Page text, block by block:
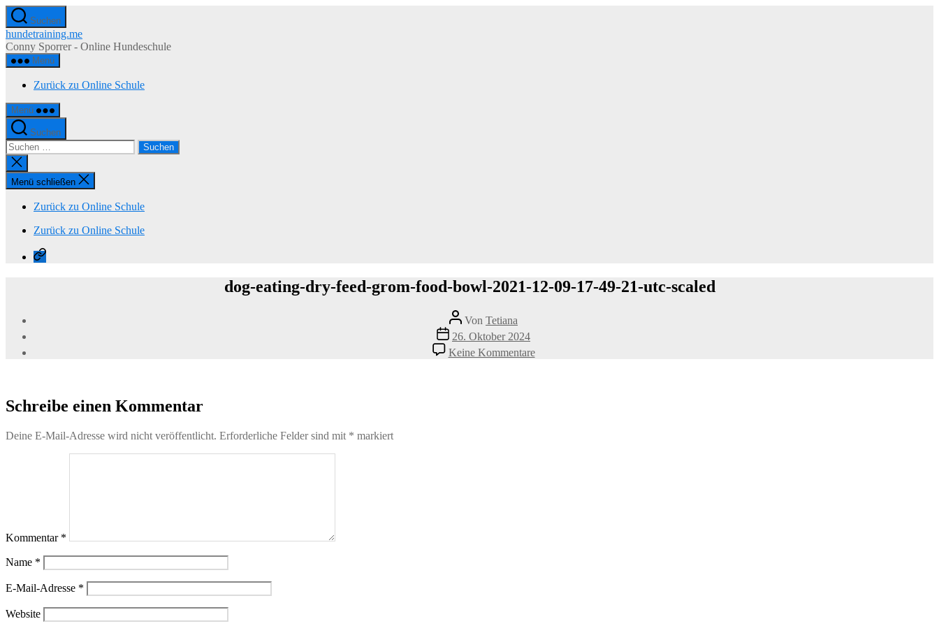
Zum
Inhalt
springen
Suchen
hundetraining.me
Conny Sporrer - Online Hundeschule
Menü
Zurück zu Online Schule
Menü
Suchen
Suchen
nach:
Suche
schließen
Menü schließen
Zurück zu Online Schule
Zurück zu Online Schule
Zurück
zu
dog-eating-dry-feed-grom-food-bowl-2021-12-09-17-49-21-utc-scaled
Beitragsautor
Von Tetiana
Veröffentlichungsdatum
26. Oktober 2024
Keine Kommentarezu
dog-
Schreibe einen Kommentar
Deine E-Mail-Adresse wird nicht veröffentlicht. Erforderliche Felder sind mit * markiert
Kommentar *
Name *
E-Mail-Adresse *
Website